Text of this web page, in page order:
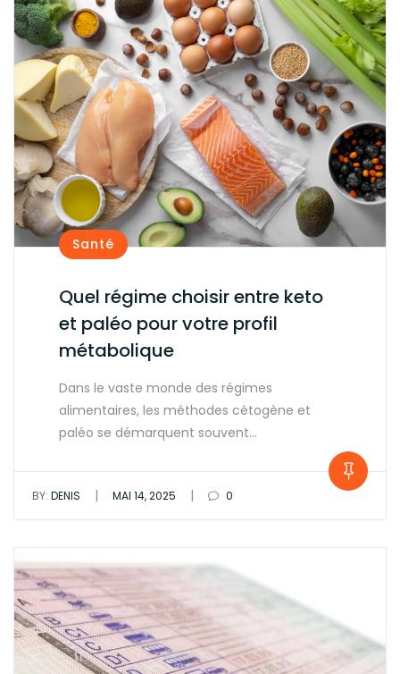
Santé
Quel régime choisir entre keto
et paléo pour votre profil
métabolique
Dans le vaste monde des régimes
alimentaires, les méthodes cétogène et
paléo se démarquent souvent…
BY: DENIS | MAI 14, 2025 | 0